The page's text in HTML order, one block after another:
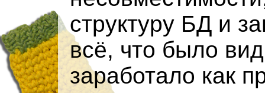
структуру БД и
всё, что было
заработало как